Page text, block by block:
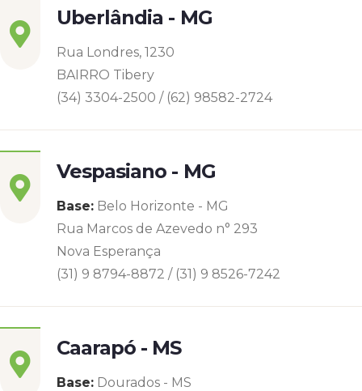
Uberlândia - MG
Rua Londres, 1230
BAIRRO Tibery
(34) 3304-2500 / (62) 98582-2724
Vespasiano - MG
Base: Belo Horizonte - MG
Rua Marcos de Azevedo n° 293
Nova Esperança
(31) 9 8794-8872 / (31) 9 8526-7242
Caarapó - MS
Base: Dourados - MS